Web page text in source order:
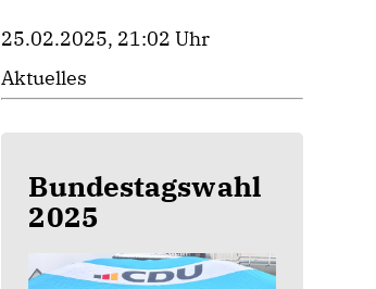
25.02.2025, 21:02 Uhr
Aktuelles
Bundestagswahl
2025